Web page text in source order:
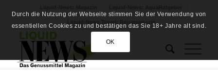
Durch die Nutzung der Webseite stimmen Sie der Verwendung von
essentiellen Cookies zu und bestätigen das Sie 18+ Jahre alt sind.
OK